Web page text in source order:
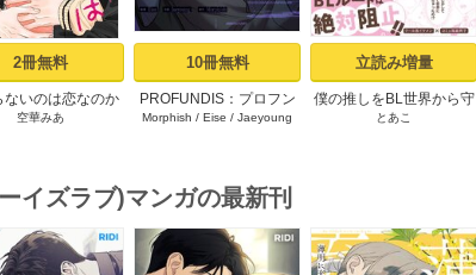
2冊無料
ないのは恋なのか
【シーモア限定特
空華みあ
10冊無料
PROFUNDIS：プロフン
ディス【タテヨミ】1
Morphish / Eise / Jaeyoung
立読み増量
僕の推しをBL世界から守
りたい【シーモア限定特
とあこ
イズラブ)マンガの最新刊